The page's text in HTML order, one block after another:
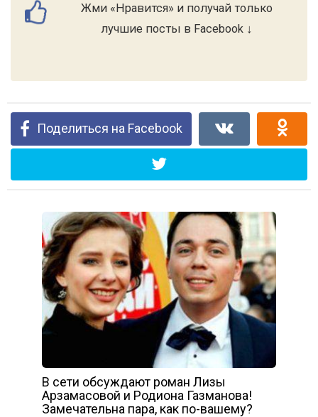
Жми «Нравится» и получай только
лучшие посты в Facebook ↓
Поделиться на Facebook
В сети обсуждают роман Лизы
Арзамасовой и Родиона Газманова!
Замечательна пара, как по-вашему?